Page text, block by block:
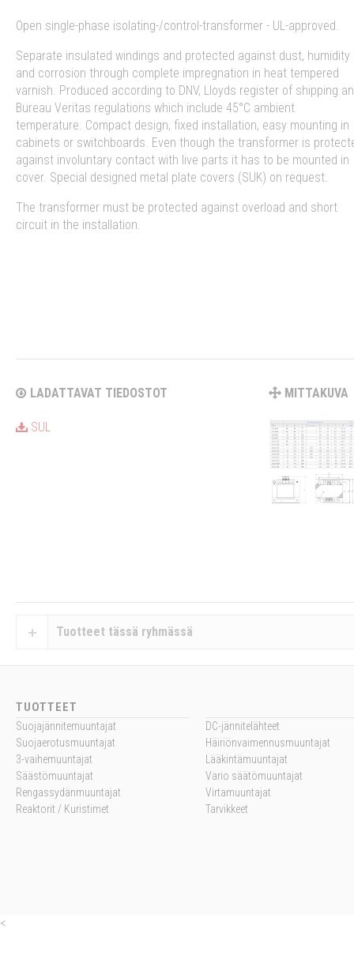
Open single-phase isolating-/control-transformer - UL-approved.
Separate insulated windings and protected against dust, humidity
and corrosion through complete impregnation in heat tempered
varnish. Produced according to DNV, Lloyds register of shipping
Bureau Veritas regulations which include 45°C ambient
temperature. Compact design, fixed installation, easy mounting in
cabinets or switchboards. Even though the transformer is
against involuntary contact with live parts it has to be mounted in
cover. Special designed metal plate covers (SUK) on request.
The transformer must be protected against overload and short
circuit in the installation.
LADATTAVAT TIEDOSTOT
SUL
MITTAKUVA
Tuotteet tässä ryhmässä
TUOTTEET
Suojajännitemuuntajat
Suojaerotusmuuntajat
3-vaihemuuntajat
Säästömuuntajat
Rengassydänmuuntajat
Reaktorit / Kuristimet
DC-jännitelähteet
Häiriönvaimennusmuuntajat
Lääkintämuuntajat
Vario säätömuuntajat
Virtamuuntajat
Tarvikkeet
<